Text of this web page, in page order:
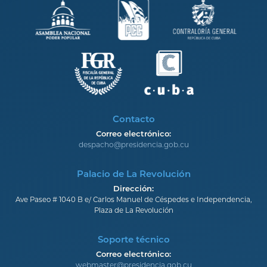
Contacto
Correo electrónico:
despacho@presidencia.gob.cu
Palacio de La Revolución
Dirección:
Ave Paseo # 1040 B e/ Carlos Manuel de Céspedes e Independencia,
Plaza de La Revolución
Soporte técnico
Correo electrónico:
webmaster@presidencia.gob.cu